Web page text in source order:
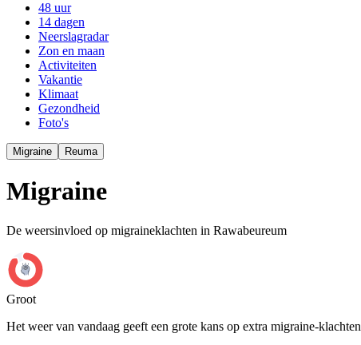
48 uur
14 dagen
Neerslagradar
Zon en maan
Activiteiten
Vakantie
Klimaat
Gezondheid
Foto's
Migraine Reuma
Migraine
De weersinvloed op migraineklachten in Rawabeureum
Groot
Het weer van vandaag geeft een grote kans op extra migraine-klachten